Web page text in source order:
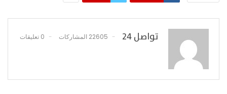
تواصل 24 22605 المشاركات 0 تعليقات